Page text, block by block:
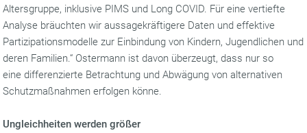
Altersgruppe, inklusive PIMS und Long COVID. Für eine vertiefte
Analyse bräuchten wir aussagekräftigere Daten und effektive
Partizipationsmodelle zur Einbindung von Kindern, Jugendlichen und
deren Familien.“ Ostermann ist davon überzeugt, dass nur so
eine differenzierte Betrachtung und Abwägung von alternativen
Schutzmaßnahmen erfolgen könne.
Ungleichheiten werden größer